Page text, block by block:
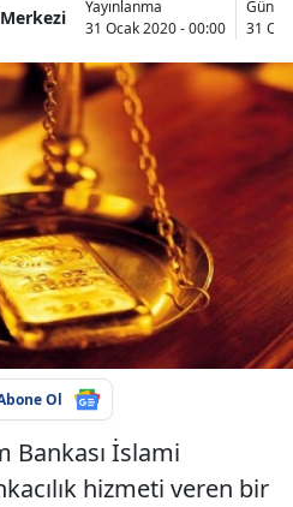
Yayınlanma
31 Ocak 2020 - 00:00
31
Ol
Bankası İslami
hizmeti veren bir